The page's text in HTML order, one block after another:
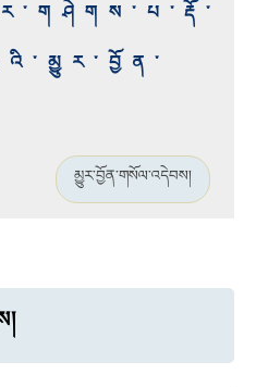
མྱུར་བྱོན་གསོལ་འདེབས།